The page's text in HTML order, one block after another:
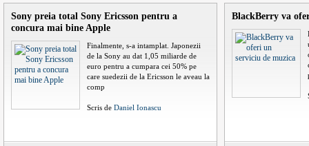
Sony preia total Sony Ericsson pentru a
concura mai bine Apple
Finalmente, s-a intamplat. Japonezii
de la Sony au dat 1,05 miliarde de
euro pentru a cumpara cei 50% pe
care suedezii de la Ericsson le aveau la
comp
Scris de Daniel Ionascu
BlackBerry va